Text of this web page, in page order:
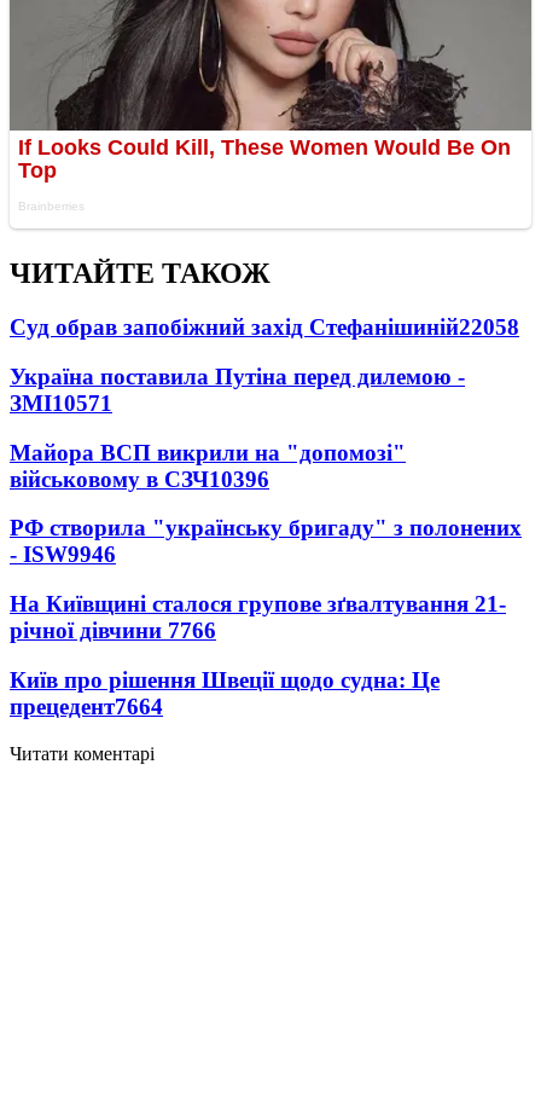
ЧИТАЙТЕ ТАКОЖ
Суд обрав запобіжний захід Стефанішиній22058
Україна поставила Путіна перед дилемою -
ЗМІ10571
Майора ВСП викрили на "допомозі"
військовому в СЗЧ10396
РФ створила "українську бригаду" з полонених
- ISW9946
На Київщині сталося групове зґвалтування 21-
річної дівчини 7766
Київ про рішення Швеції щодо судна: Це
прецедент7664
Читати коментарі